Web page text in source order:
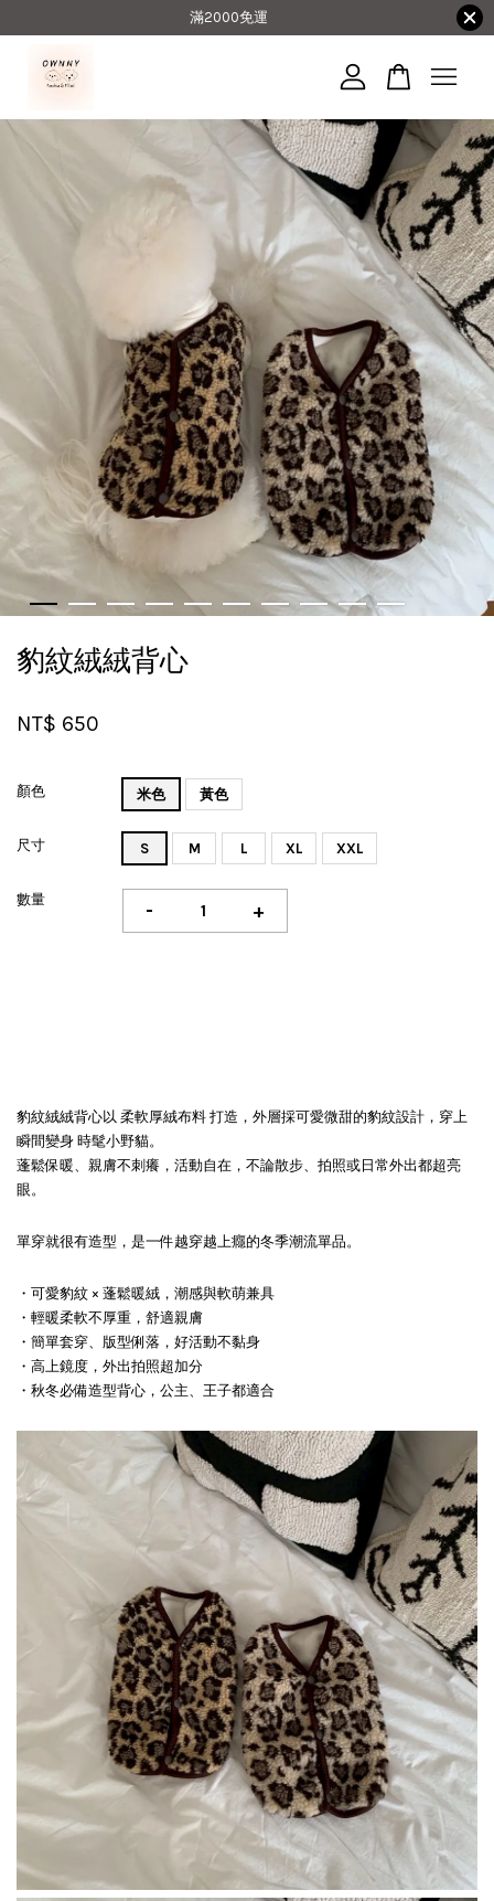
滿2000免運
豹紋絨絨背心
NT$ 650
顏色 米色 黃色
尺寸 S M L XL XXL
數量 - +
豹紋絨絨背心以 柔軟厚絨布料 打造，外層採可愛微甜的豹紋設計，穿上
瞬間變身 時髦小野貓。
蓬鬆保暖、親膚不刺癢，活動自在，不論散步、拍照或日常外出都超亮
眼。
單穿就很有造型，是一件越穿越上癮的冬季潮流單品。
・可愛豹紋 × 蓬鬆暖絨，潮感與軟萌兼具
・輕暖柔軟不厚重，舒適親膚
・簡單套穿、版型俐落，好活動不黏身
・高上鏡度，外出拍照超加分
・秋冬必備造型背心，公主、王子都適合
您的購物車目前還是空的。
繼續購物